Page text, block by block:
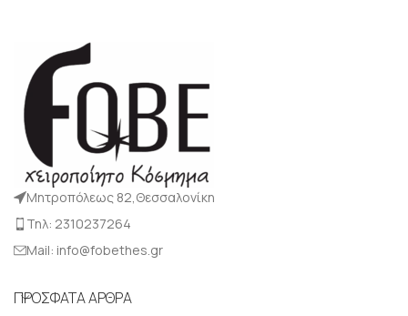
Μητροπόλεως 82,Θεσσαλονίκη
Τηλ: 2310237264
Mail: info@fobethes.gr
ΠΡΟΣΦΑΤΑ ΑΡΘΡΑ